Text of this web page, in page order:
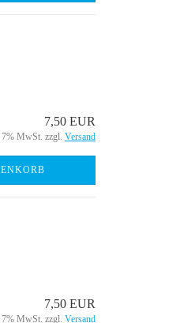
7,50 EUR
MwSt. zzgl. Versand
7,50 EUR
MwSt. zzgl. Versand